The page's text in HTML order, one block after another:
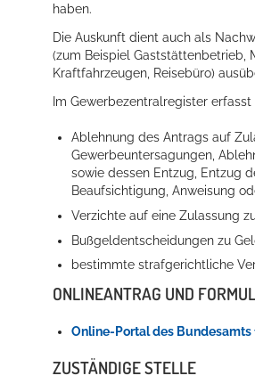
Willkommen in Hockenheim
haben.
Die Auskunft dient auch als
(zum Beispiel Gaststättenbetrieb,
Kraftfahrzeugen, Reisebüro)
Im Gewerbezentralregister erfasst
Ablehnung des Antrags auf
Gewerbeuntersagungen,
sowie dessen Entzug, Entzug
Beaufsichtigung, Anweisung
Verzichte auf eine Zulassung
Bußgeldentscheidungen zu
bestimmte strafgerichtliche
ONLINEANTRAG UND
Online-Portal des
ZUSTÄNDIGE STELLE